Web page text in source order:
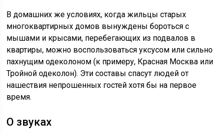
В домашних же условиях, когда жильцы старых
многоквартирных домов вынуждены бороться с
мышами и крысами, перебегающих из подвалов в
квартиры, можно воспользоваться уксусом или сильно
пахнущим одеколоном (к примеру, Красная Москва или
Тройной одеколон). Эти составы спасут людей от
нашествия непрошенных гостей хотя бы на первое
время.
О звуках